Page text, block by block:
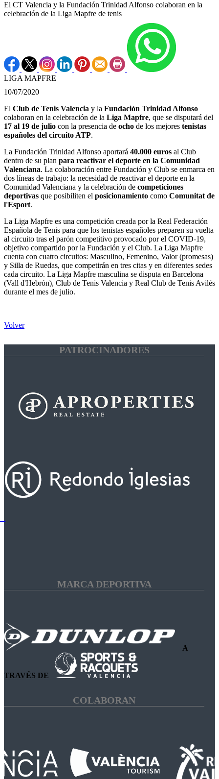
El CT Valencia y la Fundación Trinidad Alfonso colaboran en la
celebración de la Liga Mapfre de tenis
LIGA MAPFRE
10/07/2020
El Club de Tenis Valencia y la Fundación Trinidad Alfonso
colaboran en la celebración de la Liga Mapfre, que se disputará del
17 al 19 de julio con la presencia de ocho de los mejores tenistas
españoles del circuito ATP.
La Fundación Trinidad Alfonso aportará 40.000 euros al Club
dentro de su plan para reactivar el deporte en la Comunidad
Valenciana. La colaboración entre Fundación y Club se enmarca en
dos líneas de trabajo: la necesidad de reactivar el deporte en la
Comunidad Valenciana y la celebración de competiciones
deportivas que posibiliten el posicionamiento como Comunitat de
l'Esport.
La Liga Mapfre es una competición creada por la Real Federación
Española de Tenis para que los tenistas españoles preparen su vuelta
al circuito tras el parón competitivo provocado por el COVID-19,
objetivo compartido por la Fundación y el Club. La Liga Mapfre
cuenta con cuatro circuitos: Masculino, Femenino, Valor (promesas)
y Silla de Ruedas, que competirán en tres citas y en diferentes sedes
cada circuito. La Liga Mapfre masculina se disputa en Barcelona
(Vall d'Hebrón), Club de Tenis Valencia y Real Club de Tenis Avilés
durante el mes de julio.
Volver
PATROCINADORES
MARCA DEPORTIVA
A
TRAVÉS DE
COLABORAN